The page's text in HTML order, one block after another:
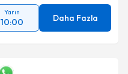
Yarın
10:00 Daha Fazla